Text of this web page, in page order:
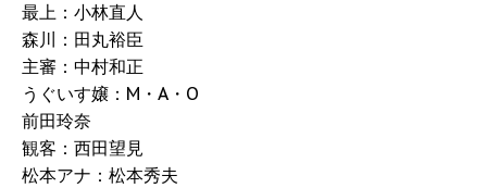
最上：小林直人
森川：田丸裕臣
主審：中村和正
うぐいす嬢：M・A・O
前田玲奈
観客：西田望見
松本アナ：松本秀夫